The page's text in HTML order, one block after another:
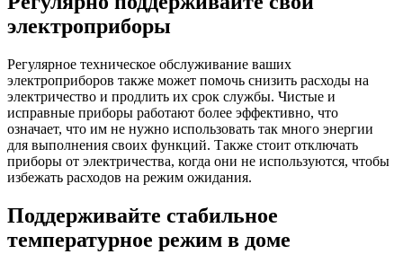
электроприборы
Регулярное техническое обслуживание ваших
электроприборов также может помочь снизить расходы на
электричество и продлить их срок службы. Чистые и
исправные приборы работают более эффективно, что
означает, что им не нужно использовать так много энергии
для выполнения своих функций. Также стоит отключать
приборы от электричества, когда они не используются, чтобы
избежать расходов на режим ожидания.
Поддерживайте стабильное
температурное режим в доме